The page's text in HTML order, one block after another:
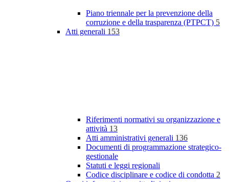
Piano triennale per la prevenzione della
corruzione e della trasparenza (PTPCT) 5
Atti generali 153
Riferimenti normativi su organizzazione e
attività 13
Atti amministrativi generali 136
Documenti di programmazione strategico-
gestionale
Statuti e leggi regionali
Codice disciplinare e codice di condotta 2